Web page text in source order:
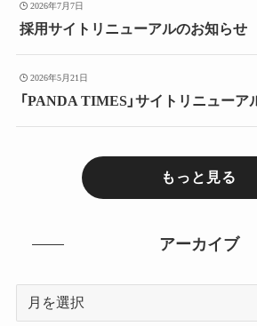
2026年7月7日
採用サイトリニューアルのお知らせ
2026年5月21日
「PANDA TIMES」サイトリニューア
もっと見る
アーカイブ